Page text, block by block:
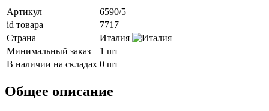
Артикул
6590/5
id товара
7717
Страна
Италия
Минимальный заказ
1 шт
В наличии на складах 0 шт
Общее описание